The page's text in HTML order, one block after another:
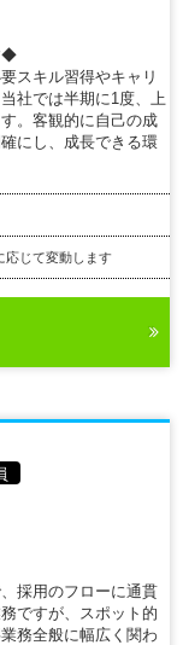
◆
スキル習得やキャリ
社では半期に1度、上
。客観的に自己の成
にし、成長できる環
応じて変動します
採用のフローに通貫
ですが、スポット的
務全般に幅広く関わ